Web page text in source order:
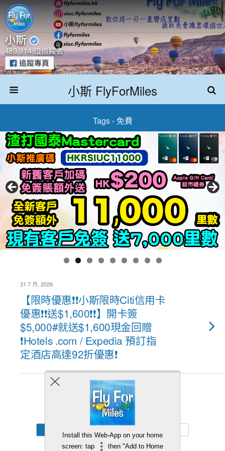
小斯 FlyForMiles
Tags › 免費
31 7 月, 2026
【限時優惠❗❗小斯限時Citi信用卡
優惠❗❗送$1,600❗❗】開卡簽
$5,000#就送$1,600現金回贈
❗Hotels .com / Expedia 預訂指
定酒店高達92折優惠❗
Back to top
Install this Web-App on your home
screen: tap
then "Add to Home